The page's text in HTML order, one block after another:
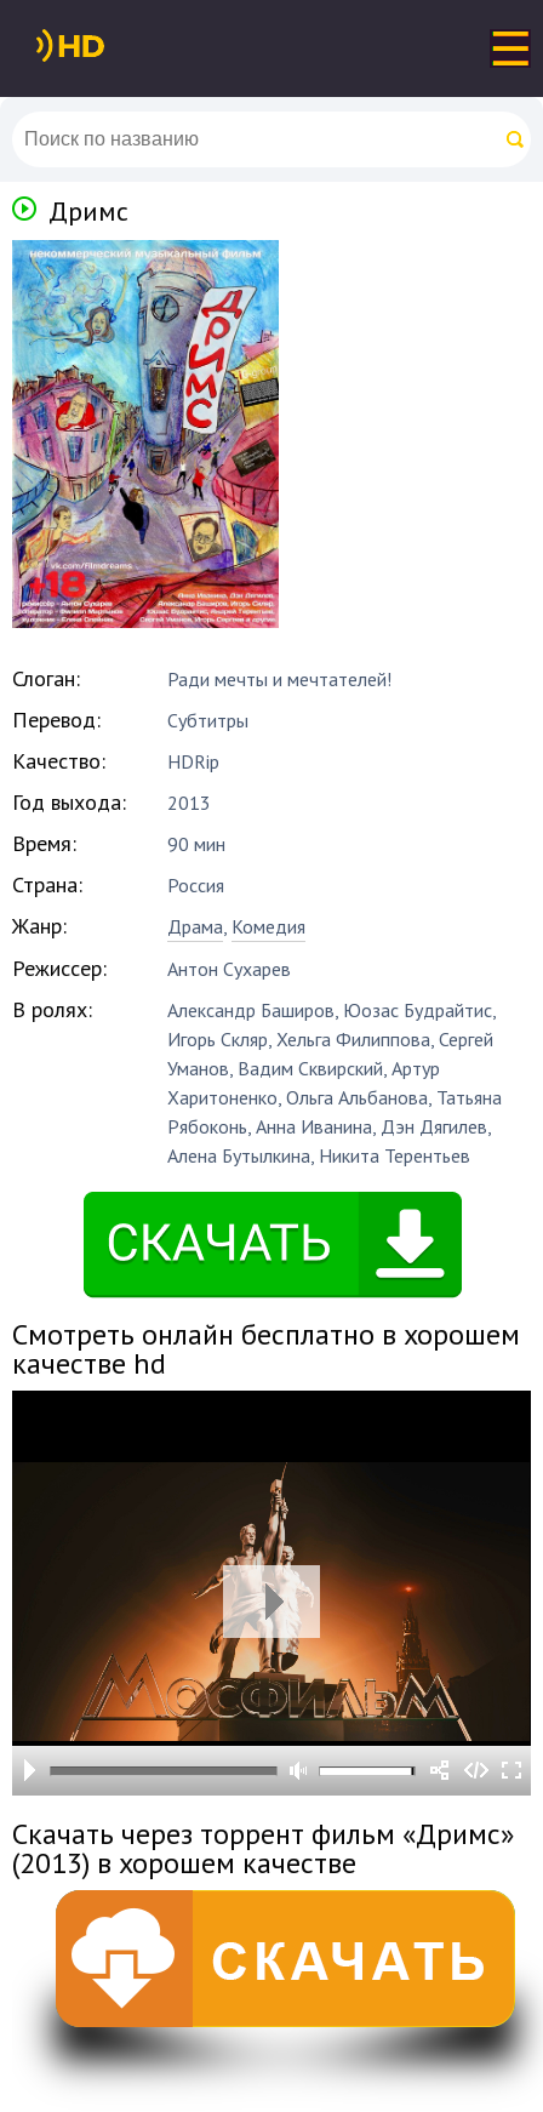
Дримс
Слоган: Ради мечты и мечтателей!
Перевод: Субтитры
Качество: HDRip
Год выхода: 2013
Время: 90 мин
Страна: Россия
Жанр: Драма, Комедия
Режиссер: Антон Сухарев
В ролях: Александр Баширов, Юозас Будрайтис,
Игорь Скляр,Хельга Филиппова,Сергей
Уманов, Вадим Сквирский,Артур
Харитоненко,Ольга Альбанова, Татьяна
Рябоконь,Анна Иванина, Дэн Дягилев,
Алена Бутылкина, Никита Терентьев
Смотреть онлайн бесплатно в хорошем
качестве hd
Скачать через торрент фильм «Дримс»
(2013) в хорошем качестве